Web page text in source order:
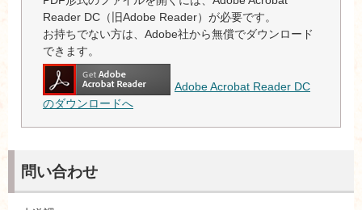
Reader DC（旧Adobe Reader）が必要です。
お持ちでない方は、Adobe社から無償でダウンロード
できます。
Adobe Acrobat Reader DC
のダウンロードへ
問い合わせ